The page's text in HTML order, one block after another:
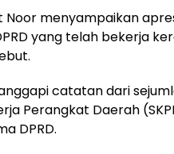
Noor menyampaikan
yang telah bekerja
catatan dari
Perangkat Daerah
DPRD.